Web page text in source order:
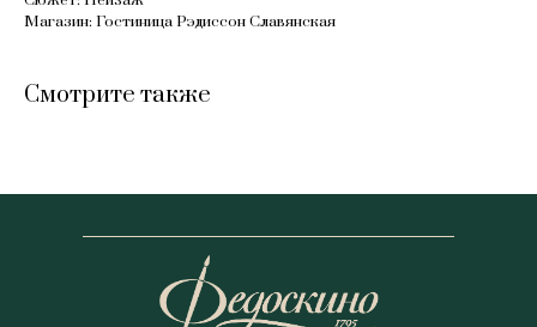
Магазин: Гостиница Рэдиссон Славянская
Смотрите также